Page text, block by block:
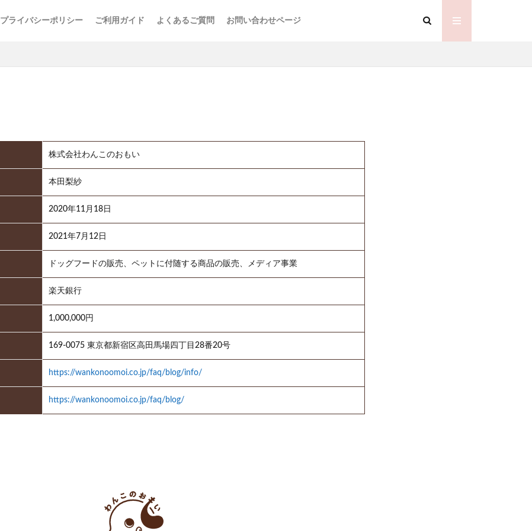
プライバシーポリシー ご利用ガイド よくあるご質問 お問い合わせページ
株式会社わんこのおもい
本田梨紗
2020年11月18日
2021年7月12日
ドッグフードの販売、ペットに付随する商品の販売、メディア事業
楽天銀行
1,000,000円
169-0075 東京都新宿区高田馬場四丁目28番20号
https://wankonoomoi.co.jp/faq/blog/info/
https://wankonoomoi.co.jp/faq/blog/